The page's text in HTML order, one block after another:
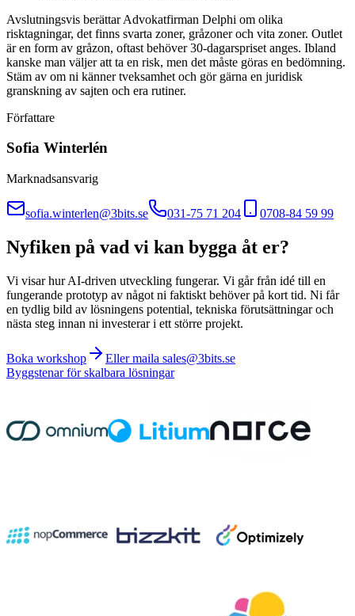
Avslutningsvis berättar Advokatfirman Delphi om olika
risktagningar, det finns svarta zoner, gråzoner och vita zoner. Outlet
är en form av gråzon, oftast behöver 30-dagarspriset anges. Ibland
kanske man väljer att ta en risk, men det måste göras en bedömning.
Stäm av om ni känner tveksamhet och gör gärna en juridisk
granskning av sajten och era rutiner.
Författare
Sofia Winterlén
Marknadsansvarig
sofia.winterlen@3bits.se 031-75 71 204 0708-84 59 99
Nyfiken på vad vi kan bygga åt er?
Vi visar hur AI-driven utveckling fungerar. Vi går från idé till en
fungerande prototyp av något ni faktiskt behöver på kort tid. Ni får
en tydlig bild av lösningens potential, tekniska förutsättningar och
nästa steg innan ni investerar i ett större projekt.
Boka workshop
Eller maila sales@3bits.se
Byggstenar för skalbara lösningar